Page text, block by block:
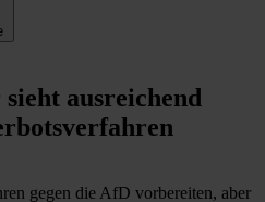
ausreichend
gegen die AfD vorbereiten, aber